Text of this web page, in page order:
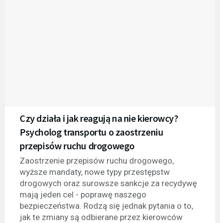
Czy działa i jak reagują na nie kierowcy?
Psycholog transportu o zaostrzeniu
przepisów ruchu drogowego
Zaostrzenie przepisów ruchu drogowego,
wyższe mandaty, nowe typy przestępstw
drogowych oraz surowsze sankcje za recydywę
mają jeden cel - poprawę naszego
bezpieczeństwa. Rodzą się jednak pytania o to,
jak te zmiany są odbierane przez kierowców